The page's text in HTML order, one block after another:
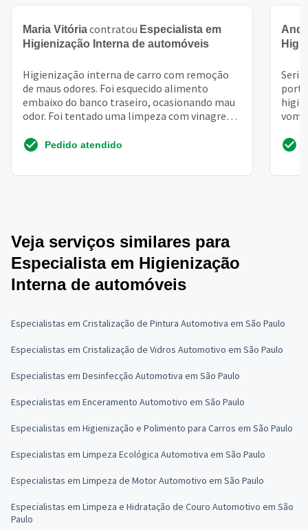
Maria Vitóriacontratou Especialista em
Higienização Interna de automóveis
Higienização interna de carro com remoção
de maus odores. Foi esquecido alimento
embaixo do banco traseiro, ocasionando mau
odor. Foi tentado uma limpeza com vinagre
Pedido atendido
Veja serviços similares para
Especialista em Higienização
Interna de automóveis
Especialistas em Cristalização de Pintura Automotiva em São Paulo
Especialistas em Cristalização de Vidros Automotivo em São Paulo
Especialistas em Desinfecção Automotiva em São Paulo
Especialistas em Enceramento Automotivo em São Paulo
Especialistas em Higienização e Polimento para Carros em São Paulo
Especialistas em Limpeza Ecológica Automotiva em São Paulo
Especialistas em Limpeza de Motor Automotivo em São Paulo
Especialistas em Limpeza e Hidratação de Couro Automotivo em São
Paulo